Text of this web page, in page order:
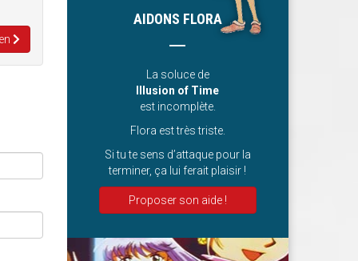
AIDONS FLORA
La soluce de
Illusion of Time
est incomplète.
Flora est très triste.
Si tu te sens d’attaque pour la
terminer, ça lui ferait plaisir !
Proposer son aide !